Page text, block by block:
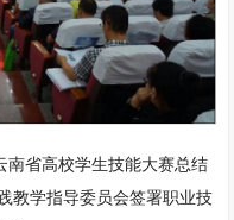
南省高校学生技能大赛总结
教学指导委员会签署职业技